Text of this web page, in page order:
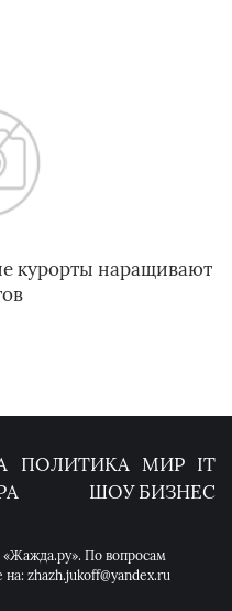
курорты наращивают
ПОЛИТИКА МИР IT
ШОУ БИЗНЕС
По вопросам
zhazh.jukoff@yandex.ru